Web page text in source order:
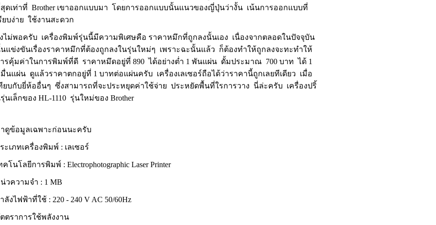
ดเท่าที่ Brother เขาออกแบบมา โดยการออกแบบนั้นแนวของญี่ปุ่นว่างั้น เน้นการออกแบบที่
ยบง่าย ใช้งานสะดวก
ไม่พอครับ เครื่องพิมพ์รุ่นนี้มีความพิเศษคือ ราคาหมึกที่ถูกลงนั้นเอง เนื่องจากตลอดในปัจจุบัน
แข่งขันเรื่องราคาหมึกที่ต้องถูกลงในรุ่นใหม่ๆ เพราะฉะนั้นแล้ว ก็ต้องทำให้ถูกลงจะทะทำให้
รคุ้มค่าในการพิมพ์ที่ดี ราคาหมึดอยู่ที่ 890 ได้อย่างต่ำ 1 พันแผ่น ดั้มประมาณ 700 บาท ได้ 1
นแผ่น ดูแล้วราคาตกอยู่ที่ 1 บาทต่อแผ่นครับ เครื่องเลเซอร์ถือได้ว่าราคานี้ถูกเลยทีเดียว เมื่อ
ยบกับยี่ห้ออื่นๆ ซึ่งสามารถที่จะประหยุดค่าใช้จ่าย ประหยัดพื้นที่ใรการวาง นี่ล่ะครับ เครื่องปริ้
นเล็กของ HL-1110 รุ่นใหม่ของ Brother
ดูข้อมูลเฉพาะก่อนนะครับ
ะเภทเครื่องพิมพ์ : เลเซอร์
คโนโลยีการพิมพ์ : Electrophotographic Laser Printer
วความจำ : 1 MB
ลังไฟฟ้าที่ใช้ : 220 - 240 V AC 50/60Hz
ตราการใช้พลังงาน